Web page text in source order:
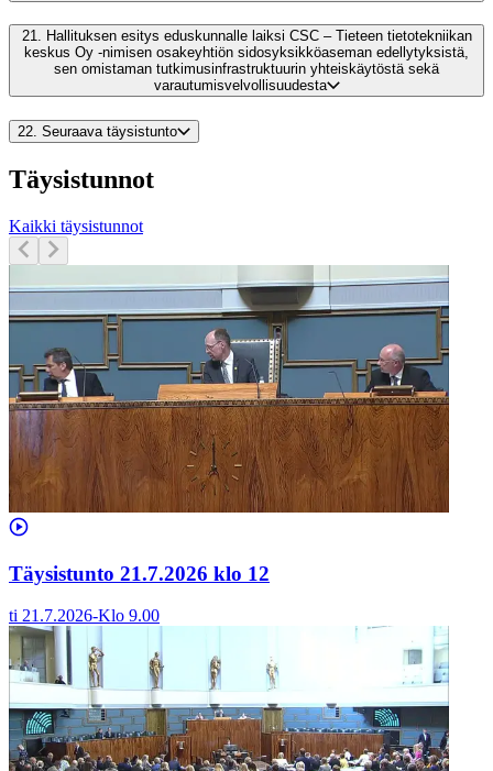
21. Hallituksen esitys eduskunnalle laiksi CSC – Tieteen tietotekniikan
keskus Oy -nimisen osakeyhtiön sidosyksikköaseman edellytyksistä,
sen omistaman tutkimusinfrastruktuurin yhteiskäytöstä sekä
varautumisvelvollisuudesta
22. Seuraava täysistunto
Täysistunnot
Kaikki täysistunnot
Täysistunto 21.7.2026 klo 12
ti 21.7.2026-Klo 9.00